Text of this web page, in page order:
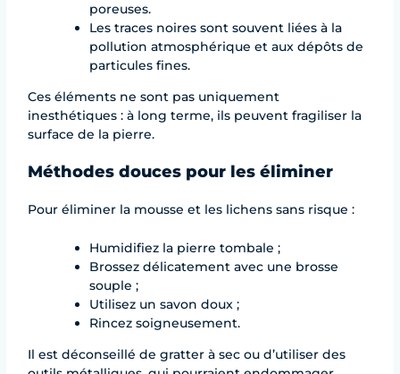
poreuses.
Les traces noires sont souvent liées à la
pollution atmosphérique et aux dépôts de
particules fines.
Ces éléments ne sont pas uniquement
inesthétiques : à long terme, ils peuvent fragiliser la
surface de la pierre.
Méthodes douces pour les éliminer
Pour éliminer la mousse et les lichens sans risque :
Humidifiez la pierre tombale ;
Brossez délicatement avec une brosse
souple ;
Utilisez un savon doux ;
Rincez soigneusement.
Il est déconseillé de gratter à sec ou d’utiliser des